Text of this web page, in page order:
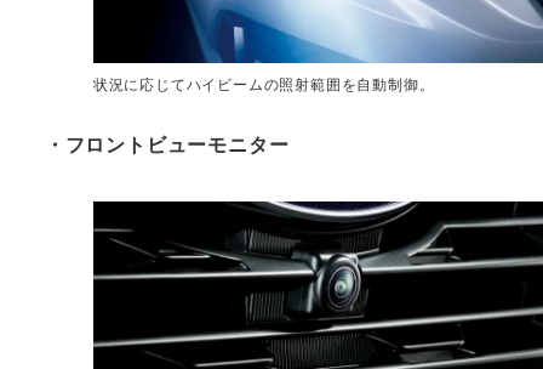
状況に応じてハイビームの照射範囲を自動制御。
・フロントビューモニター